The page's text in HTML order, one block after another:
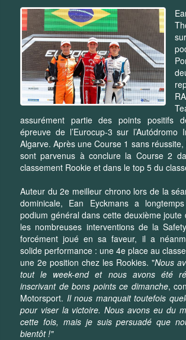
assurément partie des points positifs
épreuve de l’Eurocup-3 sur l’Autódromo
Algarve. Après une Course 1 sans
sont parvenus à conclure la Course 2
classement Rookie et dans le top 5 du
Auteur du 2e meilleur chrono lors de la
dominicale, Ean Eyckmans a
podium général dans cette deuxième joute
les nombreuses interventions de la
forcément joué en sa faveur, il a
solide performance : une 4e place au
une 2e position chez les Rookies. "Nous
tout le week-end et nous avons été
inscrivant de bons points ce dimanche,
Motorsport. Il nous manquait toutefois
pour viser la victoire. Nous avons eu du
cette fois, mais je suis persuadé que
bientôt !"